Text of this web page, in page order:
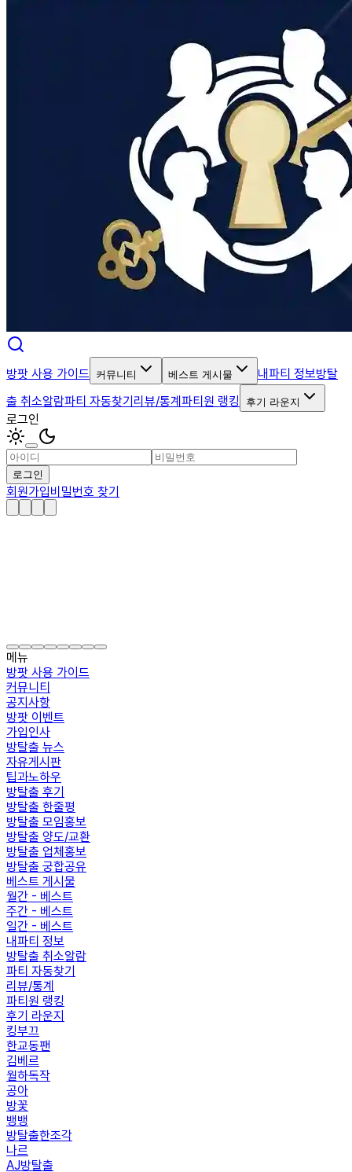
방팟 사용 가이드 커뮤니티 베스트 게시물 내파티 정보방탈
출 취소알람파티 자동찾기리뷰/통계파티원 랭킹 후기 라운지
로그인
로그인
회원가입비밀번호 찾기
메뉴
방팟 사용 가이드
커뮤니티
공지사항
방팟 이벤트
가입인사
방탈출 뉴스
자유게시판
팁과노하우
방탈출 후기
방탈출 한줄평
방탈출 모임홍보
방탈출 양도/교환
방탈출 업체홍보
방탈출 궁합공유
베스트 게시물
월간 - 베스트
주간 - 베스트
일간 - 베스트
내파티 정보
방탈출 취소알람
파티 자동찾기
리뷰/통계
파티원 랭킹
후기 라운지
킹부끄
한교동팬
김베르
월하독작
공아
방꽃
뱅뱅
방탈출한조각
나르
AJ방탈출